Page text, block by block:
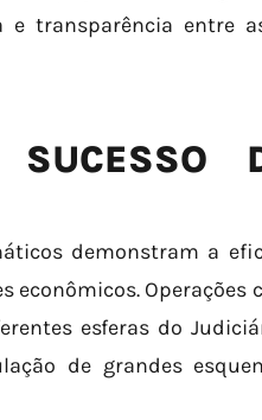
e transparência entre
demonstram a
econômicos. Operações
esferas do
de grandes